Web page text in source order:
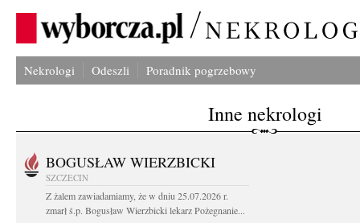
Nekrologi Odeszli Poradnik pogrzebowy
Inne nekrologi
BOGUSŁAW WIERZBICKI
SZCZECIN
Z żalem zawiadamiamy, że w dniu 25.07.2026 r.
zmarł ś.p. Bogusław Wierzbicki lekarz Pożegnanie...